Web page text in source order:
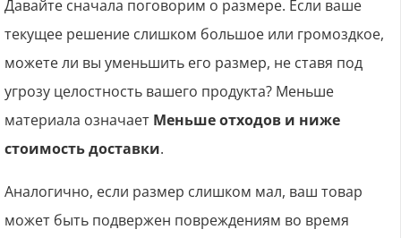
Давайте сначала поговорим о размере. Если ваше
текущее решение слишком большое или громоздкое,
можете ли вы уменьшить его размер, не ставя под
угрозу целостность вашего продукта? Меньше
материала означает Меньше отходов и ниже
стоимость доставки.
Аналогично, если размер слишком мал, ваш товар
может быть подвержен повреждениям во время